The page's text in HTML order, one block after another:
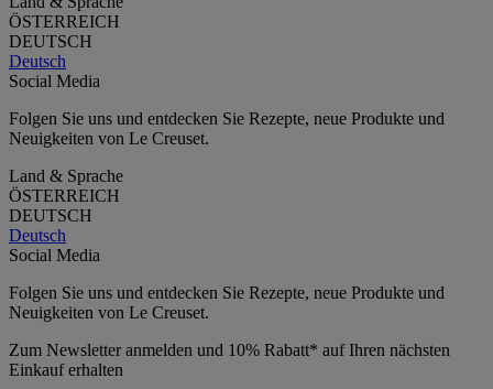
ÖSTERREICH
DEUTSCH
Deutsch
Social Media
Folgen Sie uns und entdecken Sie Rezepte, neue Produkte und
Neuigkeiten von Le Creuset.
Land & Sprache
ÖSTERREICH
DEUTSCH
Deutsch
Social Media
Folgen Sie uns und entdecken Sie Rezepte, neue Produkte und
Neuigkeiten von Le Creuset.
Zum Newsletter anmelden und 10% Rabatt* auf Ihren nächsten
Einkauf erhalten